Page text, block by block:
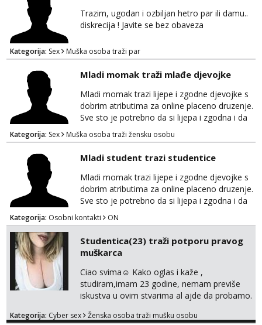
Trazim, ugodan i ozbiljan hetro par ili damu..
diskrecija ! Javite se bez obaveza
Kategorija: Sex Muška osoba traži par
Mladi momak traži mlađe djevojke
Mladi momak trazi lijepe i zgodne djevojke s
dobrim atributima za online placeno druzenje.
Sve sto je potrebno da si lijepa i zgodna i da
imas dobre atribute. Diskrecija zajamčena i
naravno nagrada za tebe. Javiti se mozete na
gmail nepoznatn45@gmail.com ili na telegram
@nepoznatnetko. Ili ako ima koji decko da bi
razmijenio slike ili videa djevojkama koje
posjeduje ili poznaje neku neka se javi t...
Kategorija: Sex Muška osoba traži žensku osobu
Mladi student trazi studentice
Mladi momak trazi lijepe i zgodne djevojke s
dobrim atributima za online placeno druzenje.
Sve sto je potrebno da si lijepa i zgodna i da
imas dobre atribute. Diskrecija zajamčena i
naravno nagrada za tebe. Javiti se mozete na
gmail nepoznatn45@gmail.com ili na telegram
@nepoznatnetko. Ili ako ima koji decko da bi
razmijenio slike ili videa djevojkama koje
posjeduje ili poznaje neku neka se javi t...
Kategorija: Osobni kontakti ON
Studentica(23) traži potporu pravog
muškarca
Ciao svima☺️ Kako oglas i kaže ,
studiram,imam 23 godine, nemam previše
iskustva u ovim stvarima al ajde da probamo.
poslije kada se bolje znamo i videopoziv i
Kategorija: Cyber sex Ženska osoba traži mušku osobu